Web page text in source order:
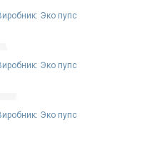
Эко пупс
Эко пупс
Эко пупс